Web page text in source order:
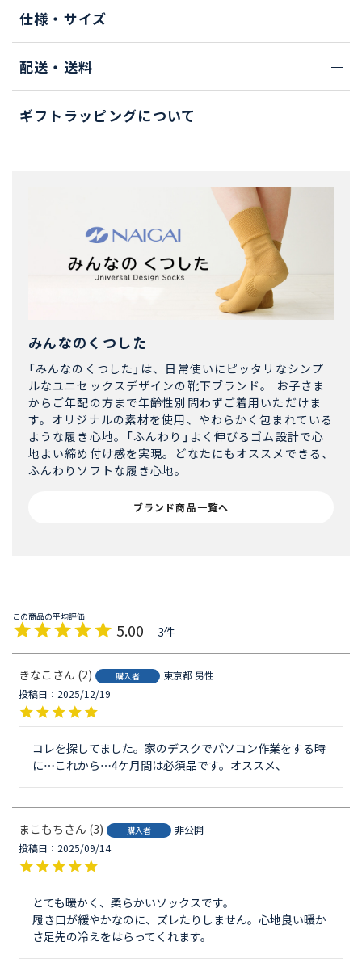
仕様・サイズ
配送・送料
ギフトラッピングについて
みんなのくつした
「みんなのくつした」は、日常使いにピッタリなシンプ
ルなユニセックスデザインの靴下ブランド。 お子さま
からご年配の方まで年齢性別問わずご着用いただけま
す。オリジナルの素材を使用、やわらかく包まれている
ような履き心地。「ふんわり」よく伸びるゴム設計で心
地よい締め付け感を実現。どなたにもオススメできる、
ふんわりソフトな履き心地。
ブランド商品一覧へ
5.00 3
きなこ 2 購入者 東京都 男性
投稿日
2025/12/19
コレを探してました。家のデスクでパソコン作業をする時
に…これから…4ケ月間は必須品です。オススメ、
まこもち 3 購入者
非公開
投稿日
2025/09/14
とても暖かく、柔らかいソックスです。
履き口が緩やかなのに、ズレたりしません。心地良い暖か
さ足先の冷えをはらってくれます。